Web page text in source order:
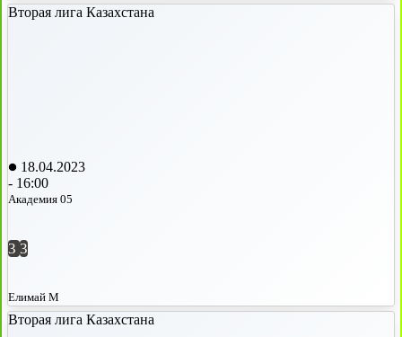
Вторая лига Казахстана
18.04.2023
- 16:00
Академия 05
3 3
Елимай М
Вторая лига Казахстана